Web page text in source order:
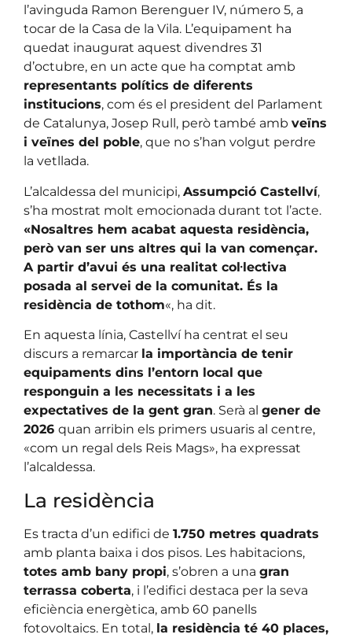
l’avinguda Ramon Berenguer IV, número 5, a
tocar de la Casa de la Vila. L’equipament ha
quedat inaugurat aquest divendres 31
d’octubre, en un acte que ha comptat amb
representants polítics de diferents
institucions, com és el president del Parlament
de Catalunya, Josep Rull, però també amb veïns
i veïnes del poble, que no s’han volgut perdre
la vetllada.
L’alcaldessa del municipi, Assumpció Castellví,
s’ha mostrat molt emocionada durant tot l’acte.
«Nosaltres hem acabat aquesta residència,
però van ser uns altres qui la van començar.
A partir d’avui és una realitat col·lectiva
posada al servei de la comunitat. És la
residència de tothom«, ha dit.
En aquesta línia, Castellví ha centrat el seu
discurs a remarcar la importància de tenir
equipaments dins l’entorn local que
responguin a les necessitats i a les
expectatives de la gent gran. Serà al gener de
2026 quan arribin els primers usuaris al centre,
«com un regal dels Reis Mags», ha expressat
l’alcaldessa.
La residència
Es tracta d’un edifici de 1.750 metres quadrats
amb planta baixa i dos pisos. Les habitacions,
totes amb bany propi, s’obren a una gran
terrassa coberta, i l’edifici destaca per la seva
eficiència energètica, amb 60 panells
fotovoltaics. En total, la residència té 40 places,